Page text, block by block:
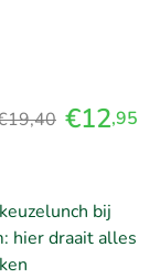
€12,95
bij
hier draait alles